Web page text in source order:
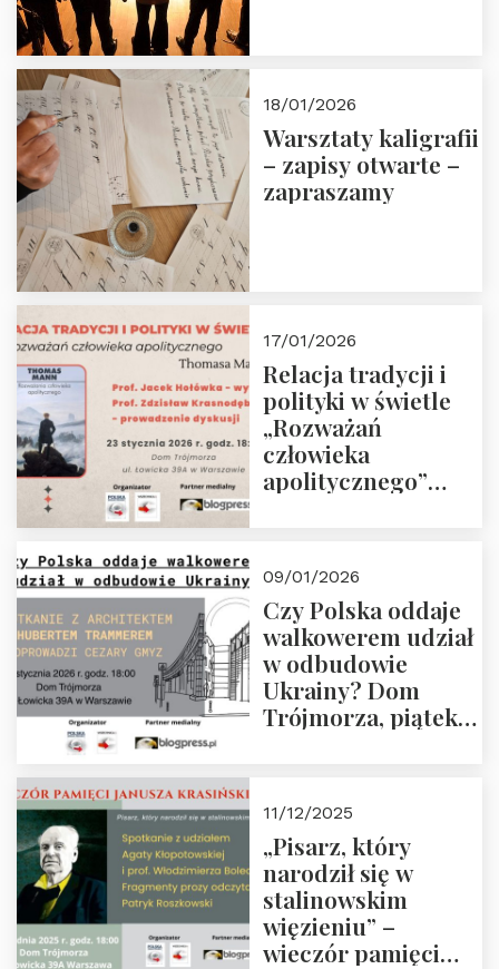
18/01/2026
Warsztaty kaligrafii
– zapisy otwarte –
zapraszamy
17/01/2026
Relacja tradycji i
polityki w świetle
„Rozważań
człowieka
apolitycznego”
godz. 18:00.
Zapraszamy!
09/01/2026
Czy Polska oddaje
walkowerem udział
w odbudowie
Ukrainy? Dom
Trójmorza, piątek
11/12/2025
„Pisarz, który
narodził się w
stalinowskim
więzieniu” –
wieczór pamięci